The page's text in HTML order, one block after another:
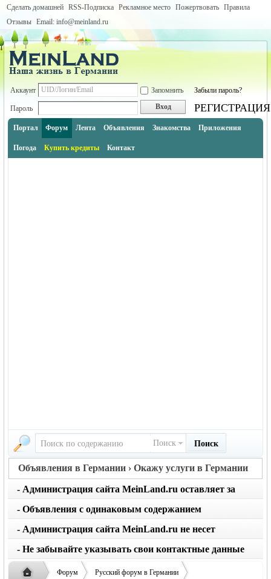
Сделать домашней RSS-Подписка Рекламное место Пожертвовать Правила
Отзывы Email: info@meinland.ru
Аккаунт Запомнить Забыли пароль?
Пароль Вход РЕГИСТРАЦИЯ
Портал Форум Лента Объявления Знакомства Приложения
Погода Купить кредиты Контакт
Поиск Поиск
Объявления в Германии › Окажу услуги в Германии
- Администрация сайта MeinLand.ru оставляет за
собой право редактировать объявление, не искажая
его смысл
- Объявления с одинаковым содержанием
размещаются не чаще 1 раза в месяц. Не применяйте
заглавные буквы вместо строчных, последует
удаление объявления
- Администрация сайта MeinLand.ru не несет
ответственности за содержание размещенных
объявлений
- Не забывайте указывать свои контактные данные
Форум Русский форум в Германии